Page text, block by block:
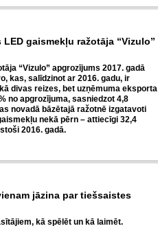
gaismekļu ražotāja “Vizulo”
“Vizulo” apgrozījums 2017. gadā
kas, salīdzinot ar 2016. gadu, ir
divas reizes, bet uzņēmuma eksporta
no apgrozījuma, sasniedzot 4,8
novadā bāzētajā ražotnē izgatavoti
nekā pērn – attiecīgi 32,4
2016. gadā.
jāzina par tiešsaistes
kā spēlēt un kā laimēt.